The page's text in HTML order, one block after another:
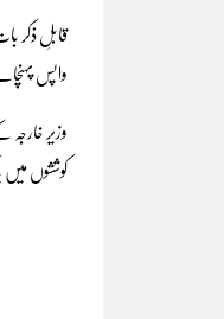
واپس
وزیر
کوششوں میں